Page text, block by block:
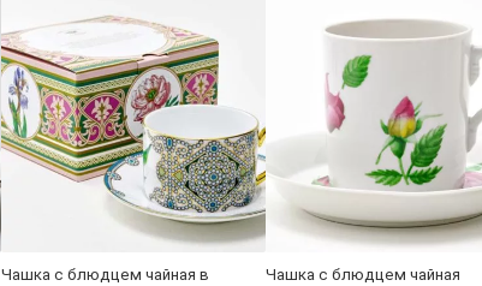
Чашка с блюдцем чайная в
Чашка с блюдцем чайная